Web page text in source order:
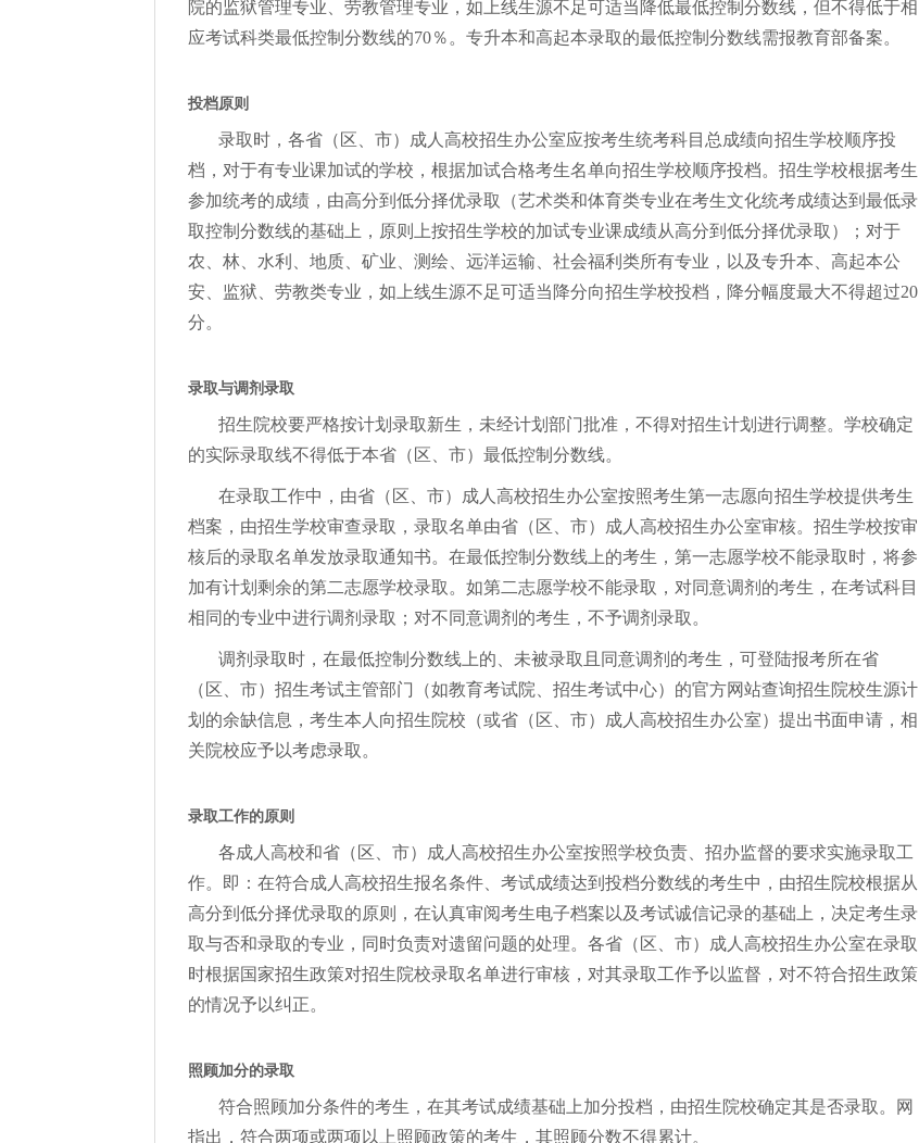
院的监狱管理专业、劳教管理专业，如上线生源不足可适当降低最低控制分数线，但不得低于相
应考试科类最低控制分数线的70％。专升本和高起本录取的最低控制分数线需报教育部备案。
投档原则
录取时，各省（区、市）成人高校招生办公室应按考生统考科目总成绩向招生学校顺序投
档，对于有专业课加试的学校，根据加试合格考生名单向招生学校顺序投档。招生学校根据考生
参加统考的成绩，由高分到低分择优录取（艺术类和体育类专业在考生文化统考成绩达到最低录
取控制分数线的基础上，原则上按招生学校的加试专业课成绩从高分到低分择优录取）；对于
农、林、水利、地质、矿业、测绘、远洋运输、社会福利类所有专业，以及专升本、高起本公
安、监狱、劳教类专业，如上线生源不足可适当降分向招生学校投档，降分幅度最大不得超过20
分。
录取与调剂录取
招生院校要严格按计划录取新生，未经计划部门批准，不得对招生计划进行调整。学校确定
的实际录取线不得低于本省（区、市）最低控制分数线。
在录取工作中，由省（区、市）成人高校招生办公室按照考生第一志愿向招生学校提供考生
档案，由招生学校审查录取，录取名单由省（区、市）成人高校招生办公室审核。招生学校按审
核后的录取名单发放录取通知书。在最低控制分数线上的考生，第一志愿学校不能录取时，将参
加有计划剩余的第二志愿学校录取。如第二志愿学校不能录取，对同意调剂的考生，在考试科目
相同的专业中进行调剂录取；对不同意调剂的考生，不予调剂录取。
调剂录取时，在最低控制分数线上的、未被录取且同意调剂的考生，可登陆报考所在省
（区、市）招生考试主管部门（如教育考试院、招生考试中心）的官方网站查询招生院校生源计
划的余缺信息，考生本人向招生院校（或省（区、市）成人高校招生办公室）提出书面申请，相
关院校应予以考虑录取。
录取工作的原则
各成人高校和省（区、市）成人高校招生办公室按照学校负责、招办监督的要求实施录取工
作。即：在符合成人高校招生报名条件、考试成绩达到投档分数线的考生中，由招生院校根据从
高分到低分择优录取的原则，在认真审阅考生电子档案以及考试诚信记录的基础上，决定考生录
取与否和录取的专业，同时负责对遗留问题的处理。各省（区、市）成人高校招生办公室在录取
时根据国家招生政策对招生院校录取名单进行审核，对其录取工作予以监督，对不符合招生政策
的情况予以纠正。
照顾加分的录取
符合照顾加分条件的考生，在其考试成绩基础上加分投档，由招生院校确定其是否录取。网
指出，符合两项或两项以上照顾政策的考生，其照顾分数不得累计。